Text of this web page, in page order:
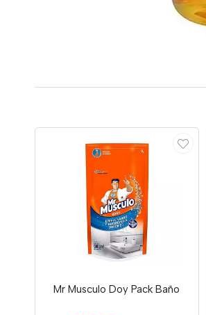
Mr Musculo Doy Pack Baño